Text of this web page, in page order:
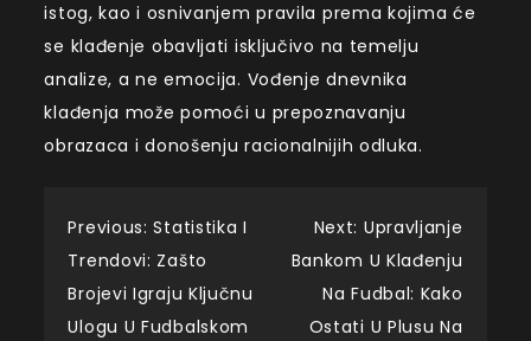
istog, kao i osnivanjem pravila prema kojima će
se klađenje obavljati isključivo na temelju
analize, a ne emocija. Vođenje dnevnika
klađenja može pomoći u prepoznavanju
obrazaca i donošenju racionalnijih odluka.
Post
navigation
Previous: Statistika I
Trendovi: Zašto
Brojevi Igraju Ključnu
Ulogu U Fudbalskom
Next: Upravljanje
Bankom U Klađenju
Na Fudbal: Kako
Ostati U Plusu Na